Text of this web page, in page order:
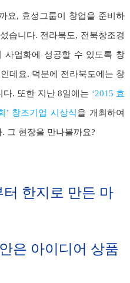
요, 효성그룹이 창업을 준비하
습니다. 전라북도, 전북창조경
사업화에 성공할 수 있도록 창
데요. 덕분에 전라북도에는 창
. 또한 지난 8일에는 ‘2015 효
’ 창조기업 시상식을 개최하여
그 현장을 만나볼까요?
한지로 만든 마
은 아이디어 상품